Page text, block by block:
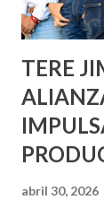
Norias de
TERE
abril 30, 2026